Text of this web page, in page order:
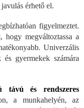
érhető el.
figyelmeztet.
hogy megváltoztassa a
Univerzális
gyermekek számára
távú és rendszeres
a munkahelyén, az